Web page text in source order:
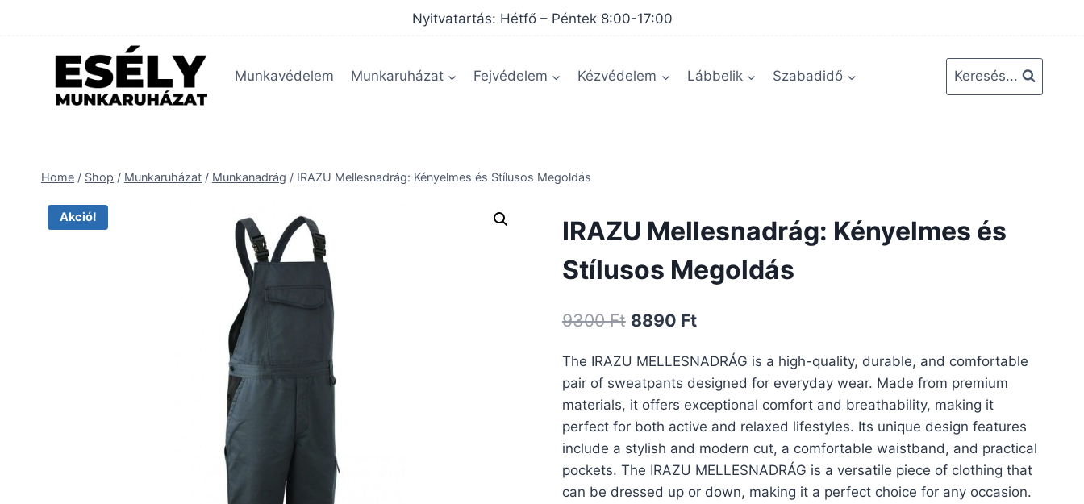
Nyitvatartás: Hétfő – Péntek 8:00-17:00
Munkavédelem Munkaruházat Fejvédelem Kézvédelem Lábbelik Szabadidő Keresés...
Home / Shop / Munkaruházat / Munkanadrág / IRAZU Mellesnadrág: Kényelmes és Stílusos Megoldás
Akció!
IRAZU Mellesnadrág: Kényelmes és
Stílusos Megoldás
9300Ft Original
was:
9300 Ft.
8890 FtCurrent
is:
8890 Ft.
The IRAZU MELLESNADRÁG is a high-quality, durable, and comfortable
pair of sweatpants designed for everyday wear. Made from premium
materials, it offers exceptional comfort and breathability, making it
perfect for both active and relaxed lifestyles. Its unique design features
include a stylish and modern cut, a comfortable waistband, and practical
pockets. The IRAZU MELLESNADRÁG is a versatile piece of clothing that
can be dressed up or down, making it a perfect choice for any occasion.